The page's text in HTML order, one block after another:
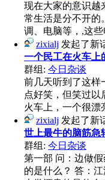
现在大家的意识越
常生活是分不开的
调、电脑等，,这
zixialj 发起了新
一个民工在火车上
群组: 今日杂谈
前几天听到了这样
点好笑，但笑过
火车上，一个很漂
zixialj 发起了新
世上最牛的脑筋急
群组: 今日杂谈
第一部 问：边做
的是什么？ 答：